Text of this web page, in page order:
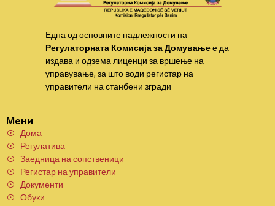
Една од основните надлежности на
Регулаторната Комисија за Домувањее да
издава и одзема лиценци за вршење на
управување, за што води регистар на
управители на станбени згради
Мени
Дома
Регулатива
Заедница на сопственици
Регистар на управители
Документи
Обуки